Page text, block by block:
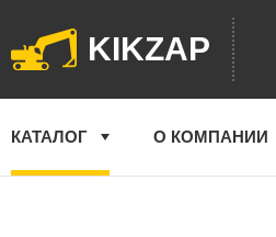
KIKZAP
КАТАЛОГ О КОМПАНИИ